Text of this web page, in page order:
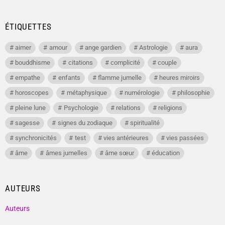
ÉTIQUETTES
aimer amour ange gardien Astrologie
aura
bouddhisme
citations complicité
couple
empathe
enfants flamme jumelle
heures miroirs
horoscopes
métaphysique numérologie
philosophie
pleine lune
Psychologie relations
religions
sagesse
signes du zodiaque
spiritualité
synchronicités
test vies antérieures
vies passées
âme
âmes jumelles âme sœur éducation
AUTEURS
Auteurs